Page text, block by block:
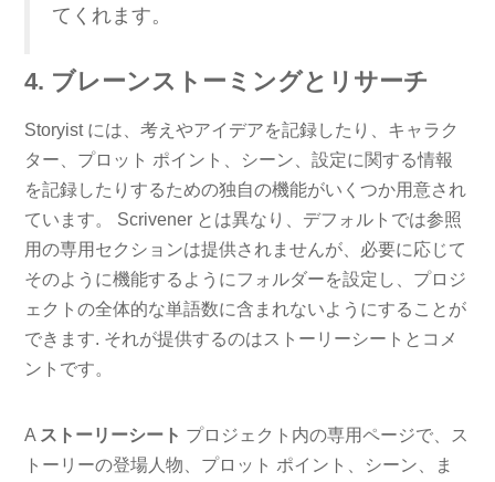
てくれます。
4. ブレーンストーミングとリサーチ
Storyist には、考えやアイデアを記録したり、キャラク
ター、プロット ポイント、シーン、設定に関する情報
を記録したりするための独自の機能がいくつか用意され
ています。 Scrivener とは異なり、デフォルトでは参照
用の専用セクションは提供されませんが、必要に応じて
そのように機能するようにフォルダーを設定し、プロジ
ェクトの全体的な単語数に含まれないようにすることが
できます. それが提供するのはストーリーシートとコメ
ントです。
A ストーリーシート プロジェクト内の専用ページで、ス
トーリーの登場人物、プロット ポイント、シーン、ま